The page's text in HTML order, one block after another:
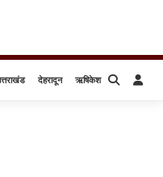
देहरादून ऋषिकेश बिज़नेस